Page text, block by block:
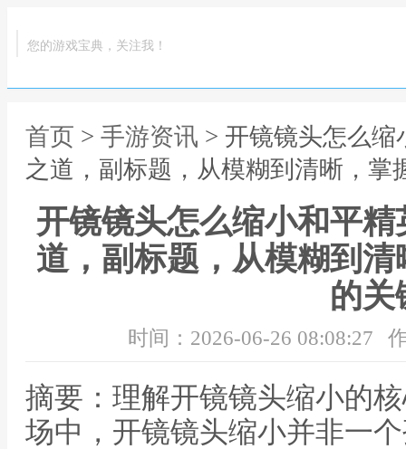
您的游戏宝典，关注我！
首页 > 手游资讯 > 开镜镜头怎么
之道，副标题，从模糊到清晰，掌
开镜镜头怎么缩小和平
道，副标题，从模糊到
的关
时间：2026-06-26 08:08:27
摘要：理解开镜镜头缩小的
场中，开镜镜头缩小并非一